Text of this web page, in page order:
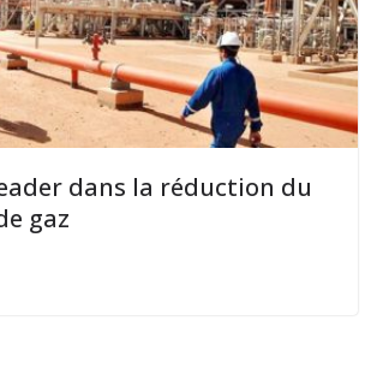
dans la réduction du
gaz